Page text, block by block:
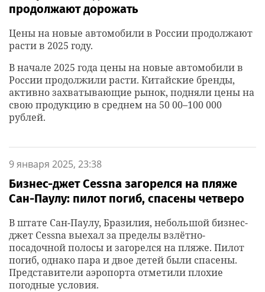
продолжают дорожать
Цены на новые автомобили в России продолжают
расти в 2025 году.
В начале 2025 года цены на новые автомобили в
России продолжили расти. Китайские бренды,
активно захватывающие рынок, подняли цены на
свою продукцию в среднем на 50 00–100 000
рублей.
9 января 2025, 23:38
Бизнес-джет Cessna загорелся на пляже
Сан-Паулу: пилот погиб, спасены четверо
В штате Сан-Паулу, Бразилия, небольшой бизнес-
джет Cessna выехал за пределы взлётно-
посадочной полосы и загорелся на пляже. Пилот
погиб, однако пара и двое детей были спасены.
Представители аэропорта отметили плохие
погодные условия.